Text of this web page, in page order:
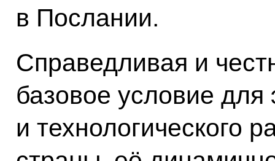
в Послании.
Справедливая и
базовое условие для
и технологического